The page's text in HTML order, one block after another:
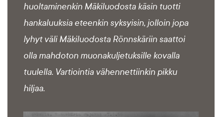
huoltaminenkin Mäkiluodosta käsin tuotti
hankaluuksia eteenkin syksyisin, jolloin jopa
lyhyt väli Mäkiluodosta Rönnskäriin saattoi
olla mahdoton muonakuljetuksille kovalla
tuulella. Vartiointia vähennettiinkin pikku
hiljaa.